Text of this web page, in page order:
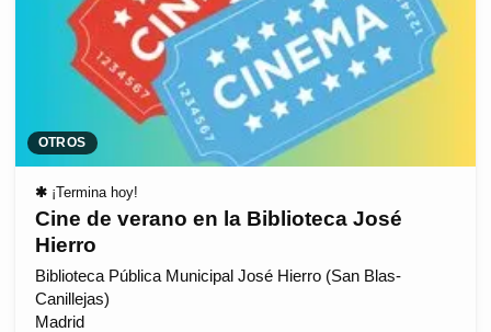
OTROS
✱ ¡Termina hoy!
Cine de verano en la Biblioteca José
Hierro
Biblioteca Pública Municipal José Hierro (San Blas-
Canillejas)
Madrid